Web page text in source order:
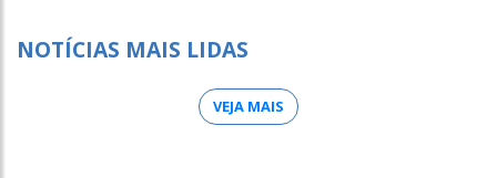
NOTÍCIAS MAIS LIDAS
VEJA MAIS